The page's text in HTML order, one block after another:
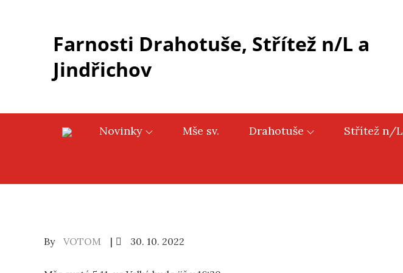
Farnosti Drahotuše, Střítež n/L a
Jindřichov
Novinky Mše sv. Drahotuše Střítež n/L
By VOTOM
Posted
30. 10. 2022